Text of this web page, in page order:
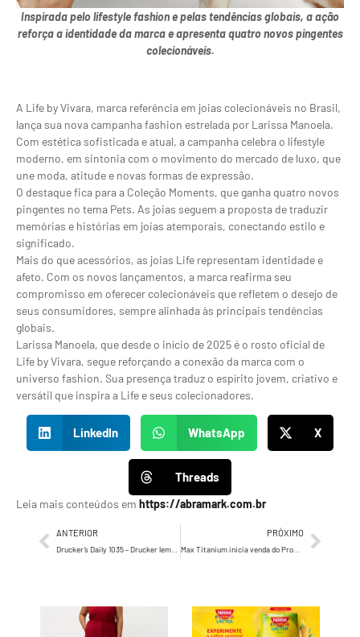
Inspirada pelo lifestyle fashion e pelas tendências globais, a ação
reforça a identidade da marca e apresenta quatro novos pingentes
colecionáveis.
A Life by Vivara, marca referência em joias colecionáveis no Brasil,
lança sua nova campanha fashion estrelada por Larissa Manoela.
Com estética sofisticada e atual, a campanha celebra o lifestyle
moderno, em sintonia com o movimento do mercado de luxo, que
une moda, atitude e novas formas de expressão.
O destaque fica para a Coleção Moments, que ganha quatro novos
pingentes no tema Pets. As joias seguem a proposta de traduzir
memórias e histórias em joias atemporais, conectando estilo e
significado.
Mais do que acessórios, as joias Life representam identidade e
afeto. Com os novos lançamentos, a marca reafirma seu
compromisso em oferecer colecionáveis que refletem o desejo de
seus consumidores, sempre alinhada às principais tendências
globais.
Larissa Manoela, que desde o início de 2025 é o rosto oficial de
Life by Vivara, segue reforçando a conexão da marca com o
universo fashion. Sua presença traduz o espírito jovem, criativo e
versátil que inspira a Life e seus colecionadores.
LinkedIn WhatsApp X
Threads
Leia mais conteúdos em https://abramark.com.br
ANTERIOR PRÓXIMO
Max Titanium inicia venda do Promopack Edição Las Vegas 2025 e vai levar fã para o maior evento de fisiculturismo do mundo